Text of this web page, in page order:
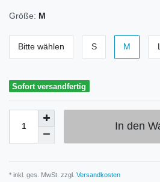
Größe: M
Bitte wählen S M L
Sofort versandfertig
In den
* inkl. ges. MwSt. zzgl. Versandkosten